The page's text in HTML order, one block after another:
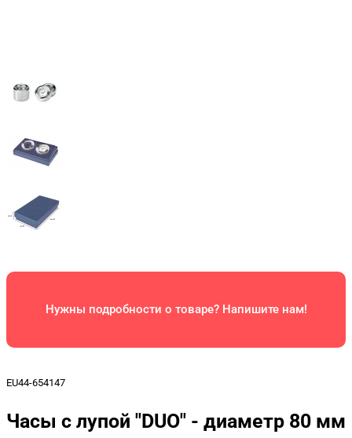
Нужны подробности о товаре? Напишите нам!
EU44-654147
Часы с лупой "DUO" - диаметр 80 мм